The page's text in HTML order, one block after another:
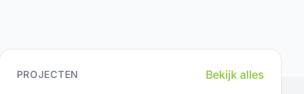
PROJECTEN Bekijk alles